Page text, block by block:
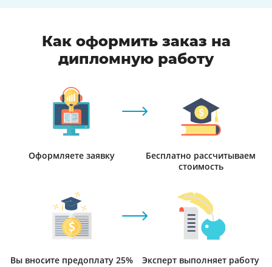
Как оформить заказ на
дипломную работу
Оформляете заявку
Бесплатно рассчитываем
стоимость
Вы вносите предоплату 25% Эксперт выполняет работу